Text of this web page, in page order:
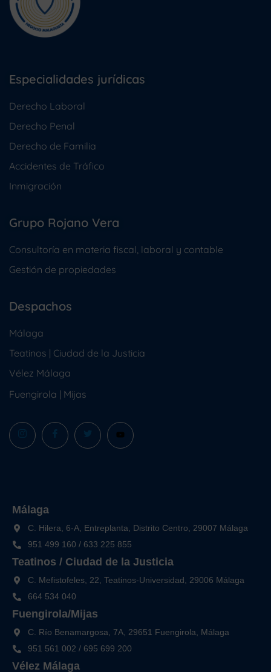
Especialidades jurídicas
Derecho Laboral
Derecho Penal
Derecho de Familia
Accidentes de Tráfico
Inmigración
Grupo Rojano Vera
Consultoría en materia fiscal, laboral y contable
Gestión de propiedades
Despachos
Málaga
Teatinos | Ciudad de la Justicia
Vélez Málaga
Fuengirola | Mijas
Málaga
C. Hilera, 6-A, Entreplanta, Distrito Centro, 29007 Málaga
951 499 160 / 633 225 855
Teatinos / Ciudad de la Justicia
C. Mefistofeles, 22, Teatinos-Universidad, 29006 Málaga
664 534 040
Fuengirola/Mijas
C. Río Benamargosa, 7A, 29651 Fuengirola, Málaga
951 561 002 / 695 699 200
Vélez Málaga